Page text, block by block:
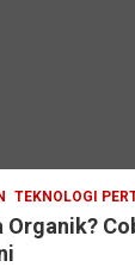
TEKNOLOGI